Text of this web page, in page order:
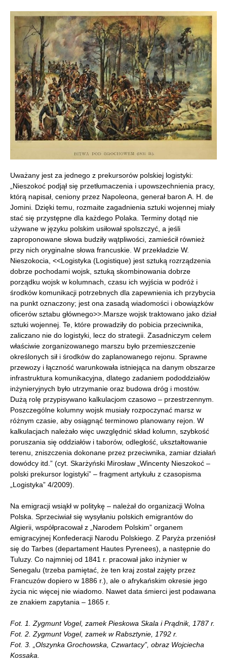
Uważany jest za jednego z prekursorów polskiej logistyki:
„Nieszokoć podjął się przetłumaczenia i upowszechnienia pracy,
którą napisał, ceniony przez Napoleona, generał baron A. H. de
Jomini. Dzięki temu, rozmaite zagadnienia sztuki wojennej miały
stać się przystępne dla każdego Polaka. Terminy dotąd nie
używane w języku polskim usiłował spolszczyć, a jeśli
zaproponowane słowa budziły wątpliwości, zamieścił również
przy nich oryginalne słowa francuskie. W przekładzie W.
Nieszokocia, <<Logistyka (Logistique) jest sztuką rozrządzenia
dobrze pochodami wojsk, sztuką skombinowania dobrze
porządku wojsk w kolumnach, czasu ich wyjścia w podróż i
środków komunikacji potrzebnych dla zapewnienia ich przybycia
na punkt oznaczony; jest ona zasadą wiadomości i obowiązków
oficerów sztabu głównego>>.Marsze wojsk traktowano jako dział
sztuki wojennej. Te, które prowadziły do pobicia przeciwnika,
zaliczano nie do logistyki, lecz do strategii. Zasadniczym celem
właściwie zorganizowanego marszu było przemieszczenie
określonych sił i środków do zaplanowanego rejonu. Sprawne
przewozy i łączność warunkowała istniejąca na danym obszarze
infrastruktura komunikacyjna, dlatego zadaniem pododdziałów
inżynieryjnych było utrzymanie oraz budowa dróg i mostów.
Dużą rolę przypisywano kalkulacjom czasowo – przestrzennym.
Poszczególne kolumny wojsk musiały rozpoczynać marsz w
różnym czasie, aby osiągnąć terminowo planowany rejon. W
kalkulacjach należało więc uwzględnić skład kolumn, szybkość
poruszania się oddziałów i taborów, odległość, ukształtowanie
terenu, zniszczenia dokonane przez przeciwnika, zamiar działań
dowódcy itd.” (cyt. Skarżyński Mirosław „Wincenty Nieszokoć –
polski prekursor logistyki” – fragment artykułu z czasopisma
„Logistyka” 4/2009).
Na emigracji wsiąkł w politykę – należał do organizacji Wolna
Polska. Sprzeciwiał się wysyłaniu polskich emigrantów do
Algierii, współpracował z „Narodem Polskim” organem
emigracyjnej Konfederacji Narodu Polskiego. Z Paryża przeniósł
się do Tarbes (departament Hautes Pyrenees), a następnie do
Tuluzy. Co najmniej od 1841 r. pracował jako inżynier w
Senegalu (trzeba pamiętać, że ten kraj został zajęty przez
Francuzów dopiero w 1886 r.), ale o afrykańskim okresie jego
życia nic więcej nie wiadomo. Nawet data śmierci jest podawana
ze znakiem zapytania – 1865 r.
Fot. 1. Zygmunt Vogel, zamek Pieskowa Skala i Prądnik, 1787 r.
Fot. 2. Zygmunt Vogel, zamek w Rabsztynie, 1792 r.
Fot. 3. „Olszynka Grochowska, Czwartacy”, obraz Wojciecha
Kossaka.